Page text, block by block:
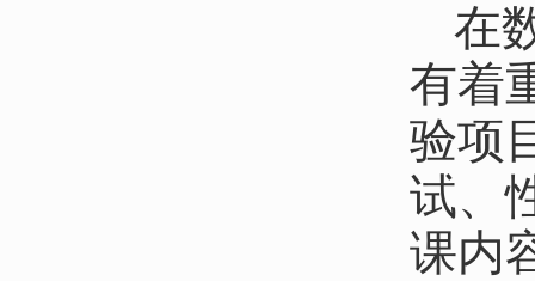
在
有着
验项
试、
课内